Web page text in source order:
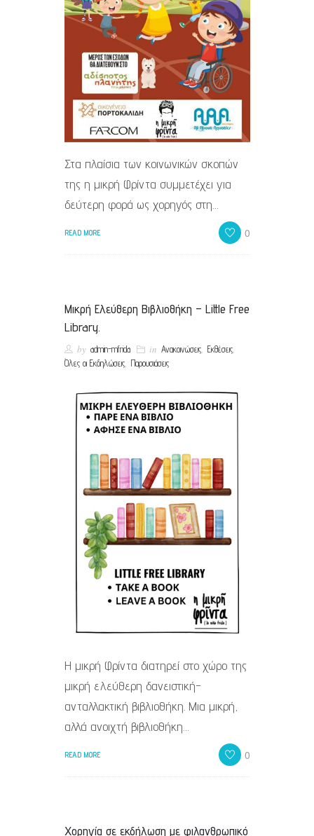
Στα πλαίσια των κοινωνικών σκοπών
της η μικρή Φρίντα συμμετέχει για
δεύτερη φορά ως χορηγός στη…
READ MORE 0
Μικρή Ελεύθερη Βιβλιοθήκη – Little Free
Library.
by admin-mfrida in Ανακοινώσεις, Εκθέσεις,
Όλες οι Εκδηλώσεις, Παρουσιάσεις
Η μικρή Φρίντα διατηρεί στο χώρο της
μικρή ελεύθερη δανειστική-
ανταλλακτική βιβλιοθήκη. Μια μικρή,
αλλά ανοιχτή βιβλιοθήκη…
READ MORE 0
Χορηγία σε εκδήλωση με φιλανθρωπικό